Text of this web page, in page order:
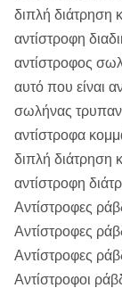
διπλή διάτρηση
αντίστροφη
αντίστροφος
αυτό που είναι
σωλήνας
αντίστροφα
διπλή διάτρηση
αντίστροφη
Αντίστροφες
Αντίστροφες
Αντίστροφες
Αντίστροφοι